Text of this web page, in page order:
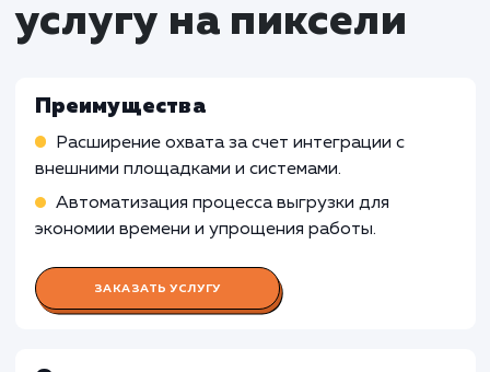
Компании с ограниченным
систему может быть излишней и
из-за низкой степени автоматизации и
внедрение.
Уникальные и специализированные
товары: Если товары компании уникальны
имеют сложные характеристики, которые